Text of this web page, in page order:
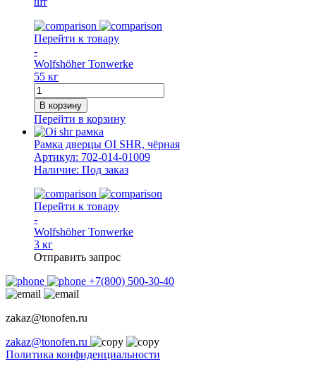
черная
Перейти к товару
-
Wolfshöher Tonwerke
55 кг
Количество
товара
Дверца
печная
OI
SH,
чёрная
В корзину
Перейти в корзину
Рамка дверцы OI SHR, чёрная
Артикул: 702-014-01009
Наличие: Под заказ
Перейти к товару
-
Wolfshöher Tonwerke
3 кг
Отправить запрос
+7(800) 500-30-40
zakaz@tonofen.ru
zakaz@tonofen.ru
Политика конфиденциальности